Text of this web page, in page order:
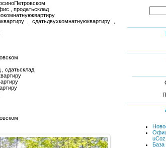
, продатьсклад
, сдатьдвухкомнатнуюквартиру ,
сдатьсклад
uCoz
База